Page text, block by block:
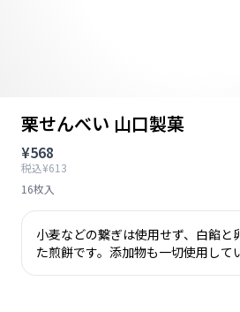
栗せんべい 山口製菓
¥568
税込¥613
16枚入
小麦などの繋ぎは使用せず、白餡と
た煎餅です。添加物も一切使用して